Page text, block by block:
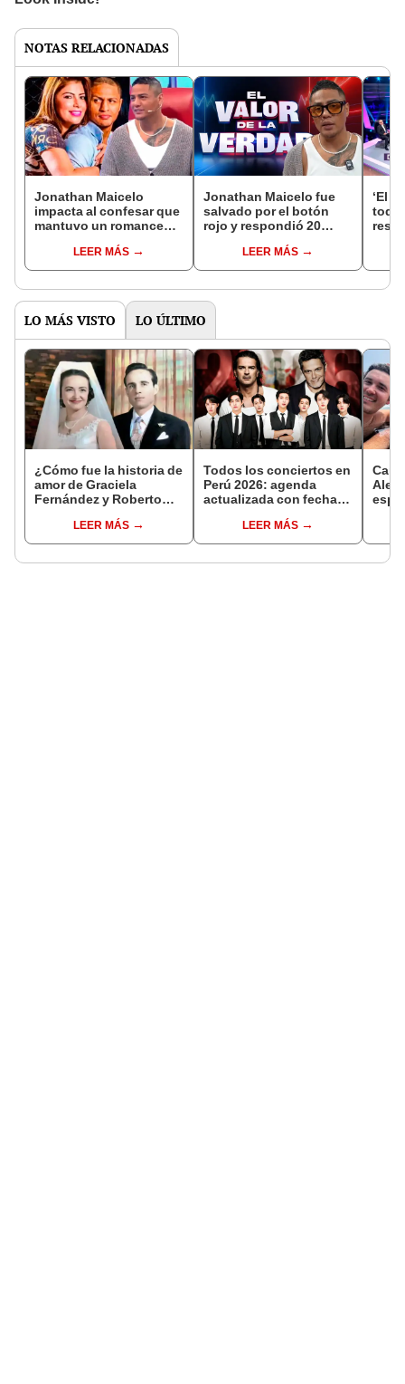
NOTAS RELACIONADAS
Jonathan Maicelo
impacta al confesar que
mantuvo un romance
Zárate: "La pasamos
bien"
LEER MÁS
Jonathan Maicelo fue
salvado por el botón
rojo y respondió 20
ganó S/25.000
LEER MÁS
‘El
LO MÁS VISTO LO ÚLTIMO
¿Cómo fue la historia de
amor de Graciela
Fernández y Roberto
primera esposa de
Chespirito
LEER MÁS
Todos los conciertos en
Perú 2026: agenda
actualizada con fechas,
LEER MÁS